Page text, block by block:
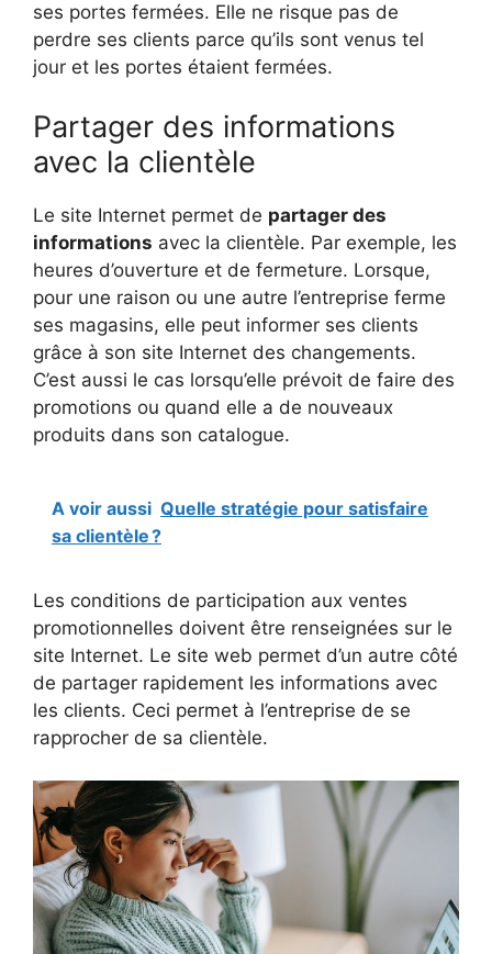
ses portes fermées. Elle ne risque pas de
perdre ses clients parce qu’ils sont venus tel
jour et les portes étaient fermées.
Partager des informations
avec la clientèle
Le site Internet permet de partager des
informations avec la clientèle. Par exemple, les
heures d’ouverture et de fermeture. Lorsque,
pour une raison ou une autre l’entreprise ferme
ses magasins, elle peut informer ses clients
grâce à son site Internet des changements.
C’est aussi le cas lorsqu’elle prévoit de faire des
promotions ou quand elle a de nouveaux
produits dans son catalogue.
A voir aussi Quelle stratégie pour satisfaire
sa clientèle ?
Les conditions de participation aux ventes
promotionnelles doivent être renseignées sur le
site Internet. Le site web permet d’un autre côté
de partager rapidement les informations avec
les clients. Ceci permet à l’entreprise de se
rapprocher de sa clientèle.